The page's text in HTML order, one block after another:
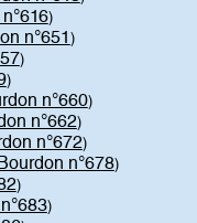
)
n°651 )
)
)
n°660)
n°662)
n°672)
n°678)
)
)